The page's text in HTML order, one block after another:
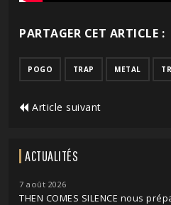
PARTAGER CET ARTICLE :
POGO TRAP METAL
Article suivant
ACTUALITÉS
7 août 2026
THEN COMES SILENCE nous